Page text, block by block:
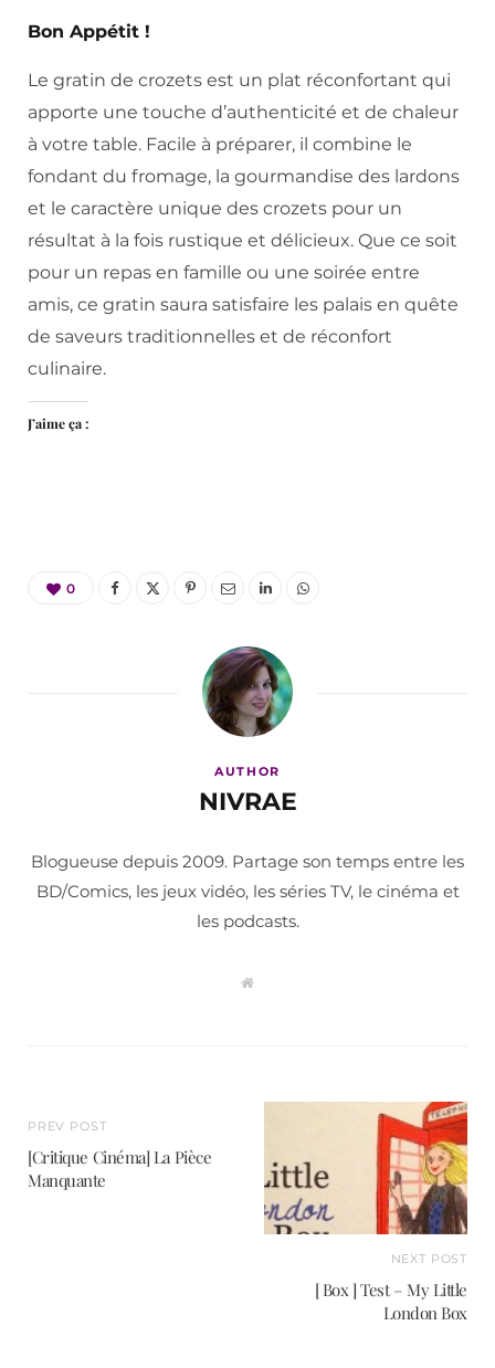
Bon Appétit !
Le gratin de crozets est un plat réconfortant qui
apporte une touche d’authenticité et de chaleur
à votre table. Facile à préparer, il combine le
fondant du fromage, la gourmandise des lardons
et le caractère unique des crozets pour un
résultat à la fois rustique et délicieux. Que ce soit
pour un repas en famille ou une soirée entre
amis, ce gratin saura satisfaire les palais en quête
de saveurs traditionnelles et de réconfort
culinaire.
J’aime ça :
0
AUTHOR
NIVRAE
Blogueuse depuis 2009. Partage son temps entre les
BD/Comics, les jeux vidéo, les séries TV, le cinéma et
les podcasts.
W
PREV POST
[Critique Cinéma] La Pièce
Manquante
NEXT POST
[ Box ] Test – My Little
London Box